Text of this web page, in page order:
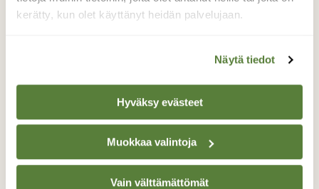
kerätty, kun olet käyttänyt heidän palvelujaan.
Näytä tiedot
Hyväksy evästeet
Muokkaa valintoja
Vain välttämättömät